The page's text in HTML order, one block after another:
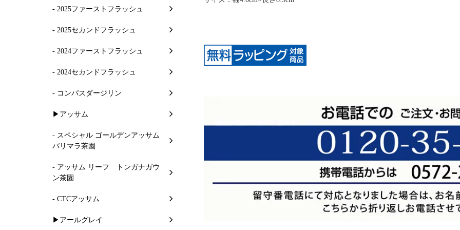
- 2025ファーストフラッシュ
- 2025セカンドフラッシュ
- 2024ファーストフラッシュ
- 2024セカンドフラッシュ
- コンパスダージリン
▶アッサム
- スペシャル ゴールデンアッサム
バリマラ茶園
- アッサム リーフ トンガナガウ
ン茶園
- CTCアッサム
▶アールグレイ